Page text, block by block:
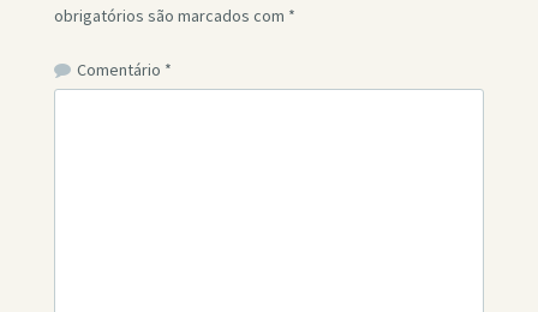
obrigatórios são marcados com *
Comentário *